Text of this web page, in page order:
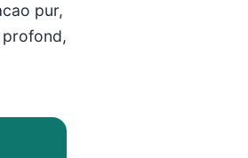
pur,
profond,